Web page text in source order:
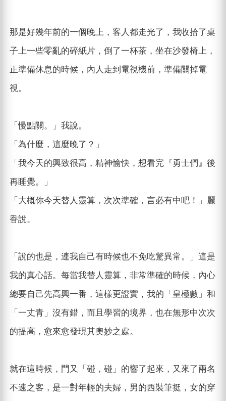
那是好幾年前的一個晚上，客人都走光了，我收拾了桌
子上一些零亂的碎紙片，倒了一杯茶，坐在沙發椅上，
正準備休息的時候，內人走到電視機前，準備關掉電
視。
「慢點關。」我說。
「為什麼，這麼晚了？」
「我今天的興致很高，精神愉快，想看完『勇士們』後
再睡覺。」
「大概你今天替人靈算，次次準確，言必有中吧！」麗
香說。
「說的也是，連我自己有時候也不免吃驚異常。」這是
我的真心話。每當我替人靈算，非常準確的時候，內心
總要自己先高興一番，這樣更證實，我的「皇極數」和
「一丈青」沒有錯，而且學習的境界，也在無形中次次
的提高，愈來愈發現其奧妙之處。
就在這時候，門又「碰，碰」的響了起來，又來了兩名
不速之客，是一對年輕的夫婦，男的西裝筆挺，女的穿